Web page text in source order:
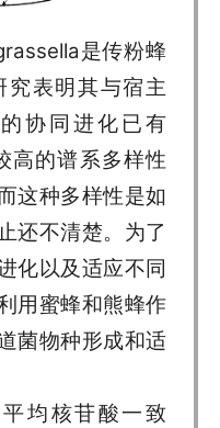
是传粉蜂
究表明其与宿主
协同进化已有
高的谱系多样性
这种多样性是如
还不清楚。为了
化以及适应不同
用蜜蜂和熊蜂作
菌物种形成和适
均核苷酸一致